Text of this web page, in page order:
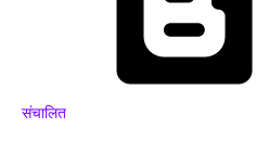
संचालित